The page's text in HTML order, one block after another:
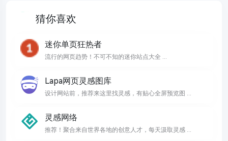
猜你喜欢
迷你单页狂热者
流行的网页趋势！不可不知的迷你站点大全 ...
Lapa网页灵感图库
设计网站前，推荐来这里找灵感，有贴心全屏预览图 ...
灵感网络
推荐！聚合来自世界各地的创意人才，每天汲取灵感 ...